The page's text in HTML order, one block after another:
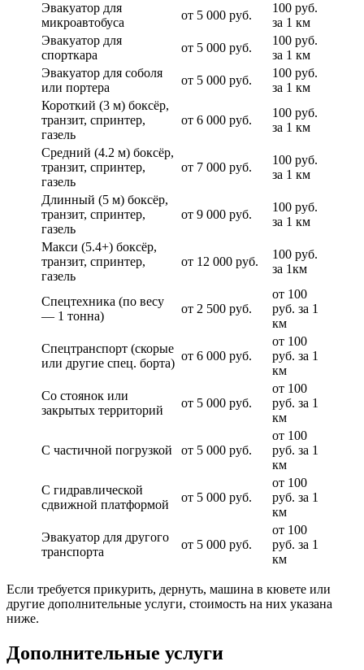
Эвакуатор для
микроавтобуса
от 5 000 руб.
100 руб.
за 1 км
Эвакуатор для
спорткара
от 5 000 руб.
100 руб.
за 1 км
Эвакуатор для соболя
или портера
от 5 000 руб.
100 руб.
за 1 км
Короткий (3 м) боксёр,
транзит, спринтер,
газель
от 6 000 руб.
100 руб.
за 1 км
Средний (4.2 м) боксёр,
транзит, спринтер,
газель
от 7 000 руб.
100 руб.
за 1 км
Длинный (5 м) боксёр,
транзит, спринтер,
газель
от 9 000 руб.
100 руб.
за 1 км
Макси (5.4+) боксёр,
транзит, спринтер,
газель
от 12 000 руб.
100 руб.
за 1км
Спецтехника (по весу
— 1 тонна)
от 2 500 руб.
от 100
руб. за 1
км
Спецтранспорт (скорые
или другие спец. борта)
от 6 000 руб.
от 100
руб. за 1
км
Со стоянок или
закрытых территорий
от 5 000 руб.
от 100
руб. за 1
км
С частичной погрузкой от 5 000 руб.
от 100
руб. за 1
км
С гидравлической
сдвижной платформой
от 5 000 руб.
от 100
руб. за 1
км
Эвакуатор для другого
транспорта
от 5 000 руб.
от 100
руб. за 1
км
Если требуется прикурить, дернуть, машина в кювете или
другие дополнительные услуги, стоимость на них указана
ниже.
Дополнительные услуги